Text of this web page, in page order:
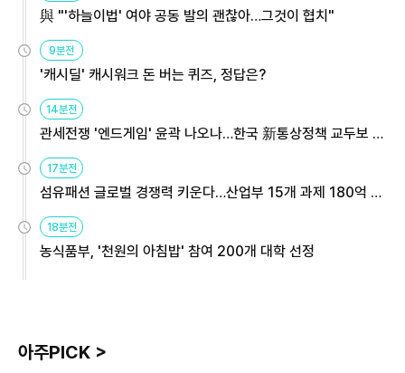
與 "'하늘이법' 여야 공동 발의 괜찮아…그것이 협치"
9분전
'캐시딜' 캐시워크 돈 버는 퀴즈, 정답은?
14분전
관세전쟁 '엔드게임' 윤곽 나오나…한국 新통상정책 교두보 활
용해야
17분전
섬유패션 글로벌 경쟁력 키운다…산업부 15개 과제 180억 지
원
18분전
농식품부, '천원의 아침밥' 참여 200개 대학 선정
아주PICK >